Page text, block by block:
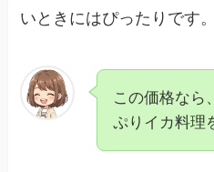
いときにはぴったりです。
この価格なら
ぷりイカ料理